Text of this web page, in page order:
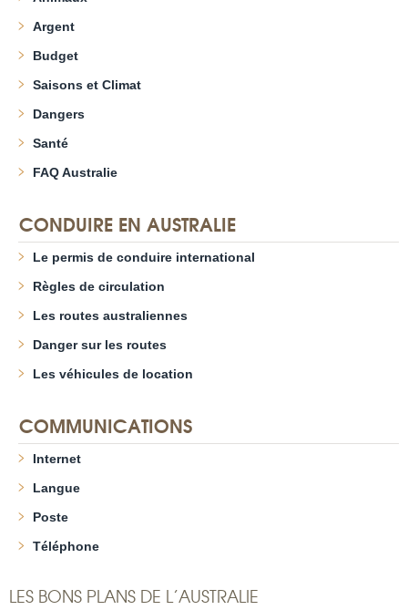
Argent
Budget
Saisons et Climat
Dangers
Santé
FAQ Australie
CONDUIRE EN AUSTRALIE
Le permis de conduire international
Règles de circulation
Les routes australiennes
Danger sur les routes
Les véhicules de location
COMMUNICATIONS
Internet
Langue
Poste
Téléphone
LES BONS PLANS DE L’AUSTRALIE